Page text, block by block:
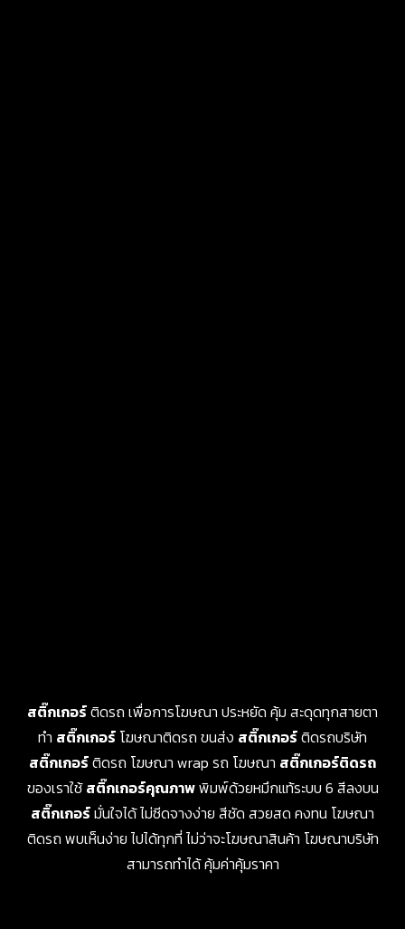
สติ๊กเกอร์ติดรถ เพื่อการโฆษณา ประหยัด คุ้ม สะดุดทุกสายตา
ทำ สติ๊กเกอร์ โฆษณาติดรถ ขนส่ง สติ๊กเกอร์ติดรถบริษัท
สติ๊กเกอร์ติดรถ โฆษณา wrap รถ โฆษณา สติ๊กเกอร์ติดรถ
ของเราใช้สติ๊กเกอร์คุณภาพพิมพ์ด้วยหมึกแท้ระบบ 6 สีลงบน
สติ๊กเกอร์มั่นใจได้ ไม่ซีดจางง่าย สีชัด สวยสด คงทน โฆษณา
ติดรถ พบเห็นง่าย ไปได้ทุกที่ ไม่ว่าจะโฆษณาสินค้า โฆษณาบริษัท
สามารถทำได้ คุ้มค่าคุ้มราคา